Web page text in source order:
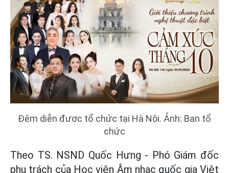
Đêm diễn được tổ chức tại Hà Nội. Ảnh: Ban tổ
chức
Theo TS. NSND Quốc Hưng - Phó Giám đốc
phụ trách của Học viện Âm nhạc quốc gia Việt